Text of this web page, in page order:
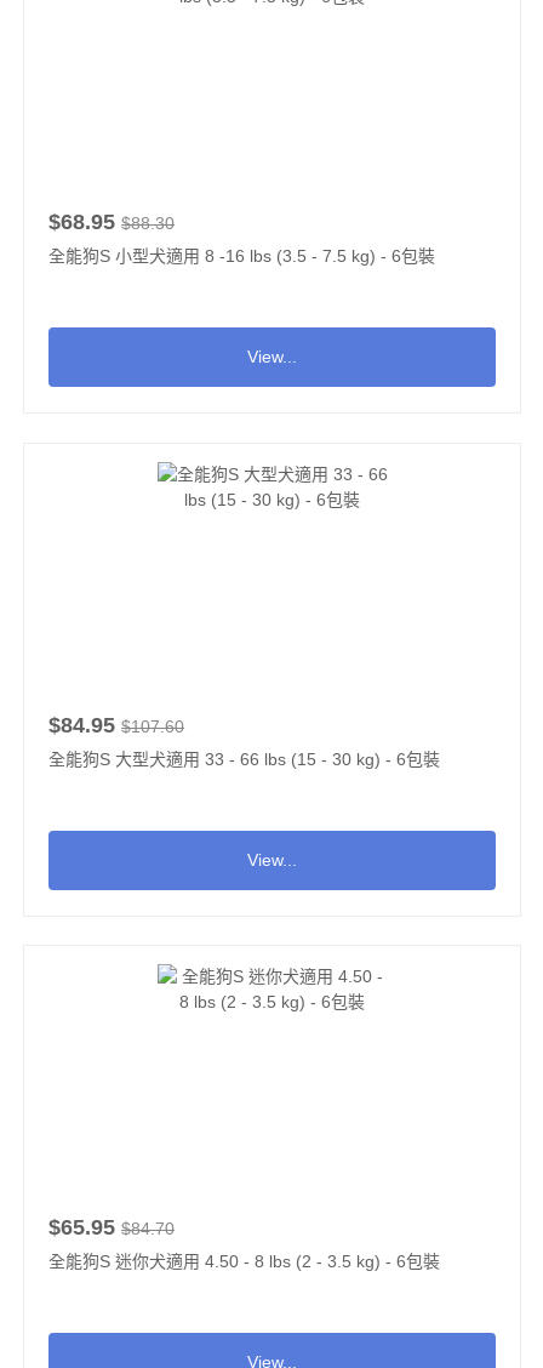
$68.95 $88.30
全能狗S 小型犬適用 8 -16 lbs (3.5 - 7.5 kg) - 6包裝
View...
$84.95 $107.60
全能狗S 大型犬適用 33 - 66 lbs (15 - 30 kg) - 6包裝
View...
$65.95 $84.70
全能狗S 迷你犬適用 4.50 - 8 lbs (2 - 3.5 kg) - 6包裝
View...